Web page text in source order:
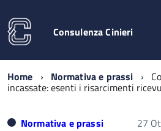
Consulenza Cinieri
Home Normativa e prassi
incassate: esenti i risarcimenti
Normativa e prassi 27